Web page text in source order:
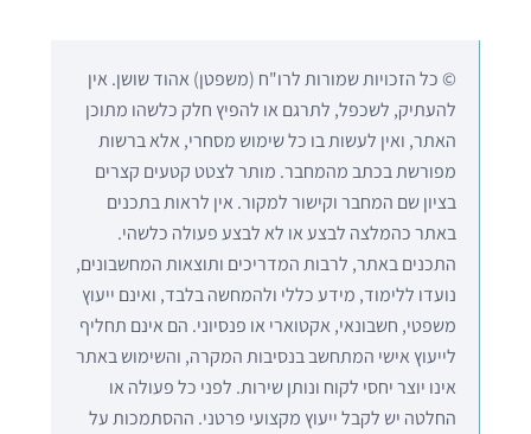
© כל הזכויות שמורות לרו"ח (משפטן) אהוד שושן. אין
להעתיק, לשכפל, לתרגם או להפיץ חלק כלשהו מתוכן
האתר, ואין לעשות בו כל שימוש מסחרי, אלא ברשות
מפורשת בכתב מהמחבר. מותר לצטט קטעים קצרים
בציון שם המחבר וקישור למקור. אין לראות בתכנים
באתר כהמלצה לבצע או לא לבצע פעולה כלשהי.
התכנים באתר, לרבות המדריכים ותוצאות המחשבונים,
נועדו ללימוד, מידע כללי ולהמחשה בלבד, ואינם ייעוץ
משפטי, חשבונאי, אקטוארי או פנסיוני. הם אינם תחליף
לייעוץ אישי המתחשב בנסיבות המקרה, והשימוש באתר
אינו יוצר יחסי לקוח ונותן שירות. לפני כל פעולה או
החלטה יש לקבל ייעוץ מקצועי פרטני. ההסתמכות על